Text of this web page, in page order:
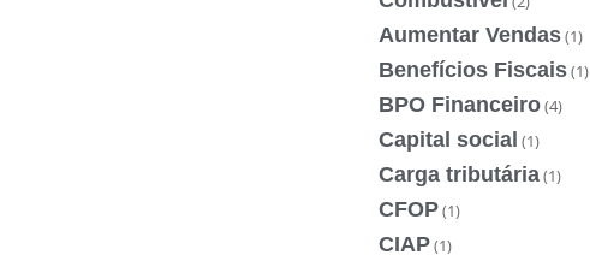
Aumentar Vendas(1)
Benefícios Fiscais(1)
BPO Financeiro(4)
Capital social (1)
Carga tributária(1)
CFOP(1)
CIAP(1)